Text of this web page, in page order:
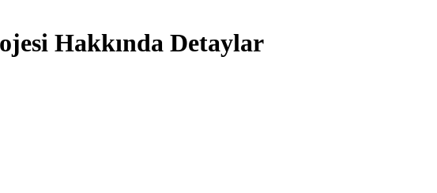
Hakkında Detaylar